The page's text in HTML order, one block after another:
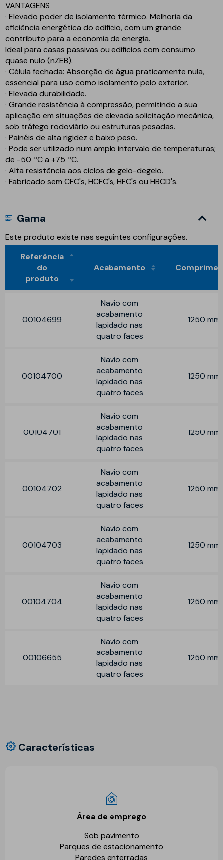
VANTAGENS
· Elevado poder de isolamento térmico. Melhoria da
eficiência energética do edifício, com um grande
contributo para a economia de energia.
Ideal paracasas passivasouedifícios com consumo
quase nulo (nZEB).
· Célula fechada: Absorção de água praticamente nula,
essencial para uso como isolamento pelo exterior.
· Elevada durabilidade.
· Grande resistência à compressão, permitindo a sua
aplicação em situações de elevada solicitação mecânica,
sob tráfego rodoviário ou estruturas pesadas.
· Painéis de alta rigidez e baixo peso.
· Pode ser utilizado num amplo intervalo de temperaturas;
de -50 ºC a +75 ºC.
· Alta resistência aos ciclos de gelo-degelo.
· Fabricado sem CFC's, HCFC's, HFC's ou HBCD's.
Gama
Este produto existe nas seguintes configurações.
Referência
do
produto
Acabamento
00104699
Navio com
acabamento
lapidado nas
quatro faces
1250 mm
00104700
Navio com
acabamento
lapidado nas
quatro faces
1250 mm
00104701
Navio com
acabamento
lapidado nas
quatro faces
1250 mm
00104702
Navio com
acabamento
lapidado nas
quatro faces
1250 mm
00104703
Navio com
acabamento
lapidado nas
quatro faces
1250 mm
00104704
Navio com
acabamento
lapidado nas
quatro faces
1250 mm
00106655
Navio com
acabamento
lapidado nas
quatro faces
1250 mm
Características
Área de emprego
Sob pavimento
Parques de estacionamento
Paredes enterradas